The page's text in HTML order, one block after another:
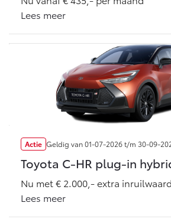
Proace (excl. BTW)
Vanaf € 37.500,-
Proace
Proace Max (excl. BTW)
OOK ALS BATTERIJ-
ELEKTRISCH
Hilux
OOK
Lees meer
Actie Geldig van01-07-2026t/m 30-09-
Toyota C-HR plug-in
Nu met € 2.000,- extra
Lees meer